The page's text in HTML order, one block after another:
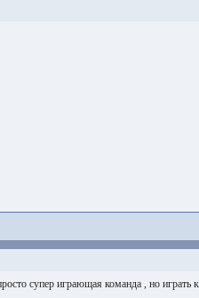
супер играющая команда , но играть